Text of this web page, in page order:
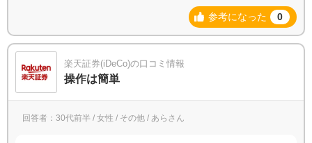
参考になった 0
楽天証券(iDeCo)の口コミ情報
操作は簡単
回答者：30代前半 / 女性 / その他 / あらさん